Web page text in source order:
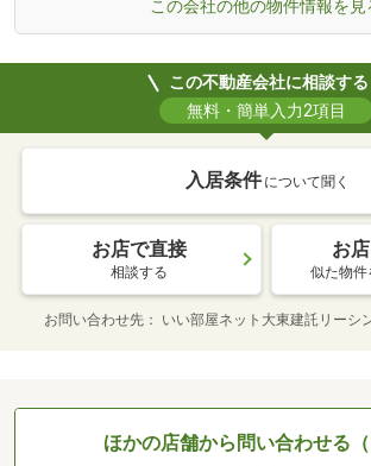
この会社の他の物件情報を見
この不動産会社に相談する
無料・簡単入力2項目
入居条件 について聞く
お店で直接
相談する
お
似た物件
お問い合わせ先 いい部屋ネット大東建託リーシ
ほかの店舗から問い合わせる（